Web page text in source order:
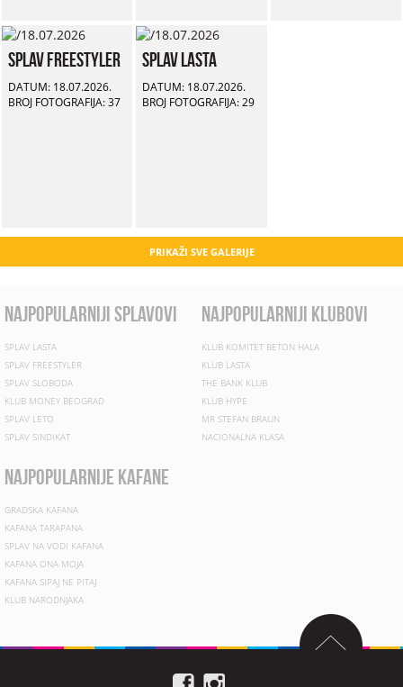
Splav Freestyler
DATUM: 18.07.2026.
BROJ FOTOGRAFIJA: 37
Splav Lasta
DATUM: 18.07.2026.
BROJ FOTOGRAFIJA: 29
PRIKAŽI SVE GALERIJE
najpopularniji splavovi
SPLAV LASTA
SPLAV FREESTYLER
SPLAV SLOBODA
KLUB MONEY BEOGRAD
SPLAV LETO
SPLAV SINDIKAT
najpopularniji klubovi
KLUB KOMITET BETON HALA
KLUB LASTA
THE BANK KLUB
KLUB HYPE
MR STEFAN BRAUN
NACIONALNA KLASA
najpopularnije kafane
GRADSKA KAFANA
KAFANA TARAPANA
SPLAV NA VODI KAFANA
KAFANA ONA MOJA
KAFANA SIPAJ NE PITAJ
KLUB NARODNJAKA